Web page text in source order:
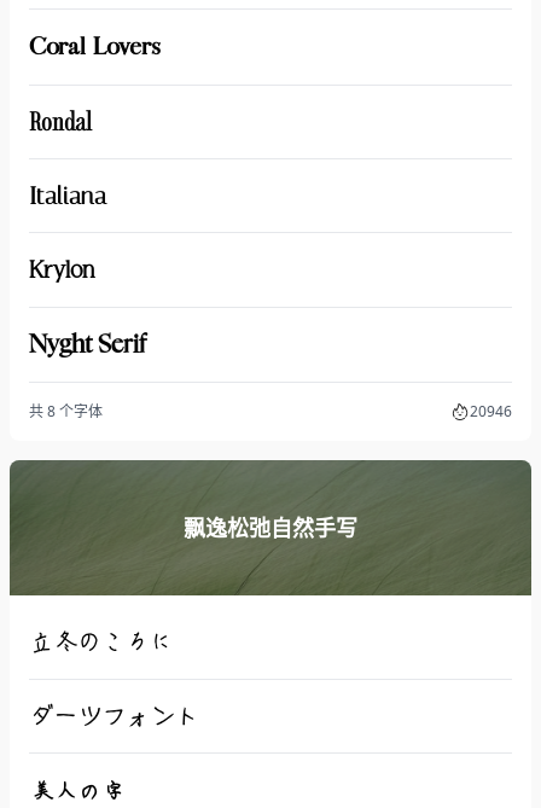
Coral Lovers
Rondal
Italiana
Krylon
Nyght Serif
共 8 个字体 20946
飘逸松弛自然手写
立冬のころに
ダーツフォント
美人の字